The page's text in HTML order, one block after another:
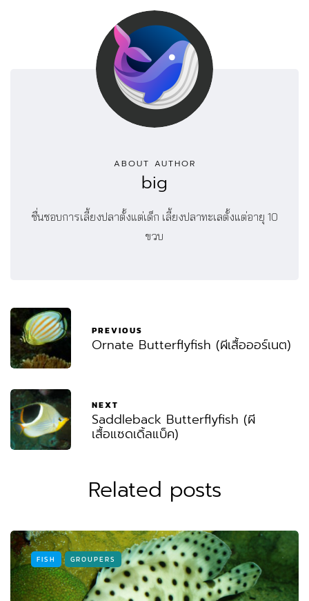
ABOUT AUTHOR
big
ชื่นชอบการเลี้ยงปลาตั้งแต่เด็ก เลี้ยงปลาทะเลตั้งแต่อายุ 10
ขวบ
PREVIOUS
Ornate Butterflyfish (ผีเสื้อออร์เนต)
NEXT
Saddleback Butterflyfish (ผี
เสื้อแซดเดิ้ลแบ็ค)
Related posts
FISH GROUPERS